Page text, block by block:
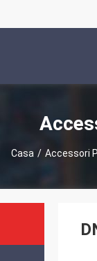
Casa / Accessori